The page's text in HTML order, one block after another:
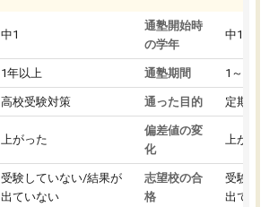
中1
1年以上
高校受験対策
上がった
受験していない/結果が
出ていない
通塾開始時
の学年
中1
通塾期間 1～3ヵ月
通った目的 定期テス
偏差値の変
化
上がった
志望校の合
格
受験して
出ていな